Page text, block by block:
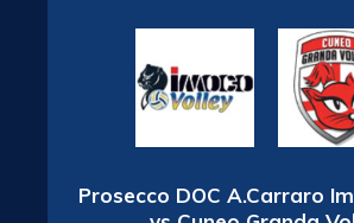
Prosecco DOC A.Carraro